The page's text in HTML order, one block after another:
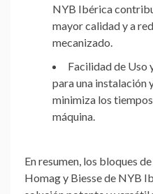
NYB Ibérica
mayor calidad y a
mecanizado.
Facilidad de Uso
para una instalación
minimiza los
máquina.
En resumen, los bloques
Homag y Biesse de NYB